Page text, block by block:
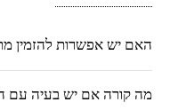
האם יש אפשרות להזמין
מה קורה אם יש בעיה עם